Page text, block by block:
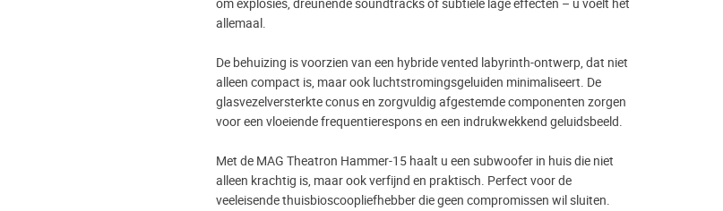
om explosies, dreunende soundtracks of subtiele lage effecten – u voelt het
allemaal.
De behuizing is voorzien van een hybride vented labyrinth-ontwerp, dat niet
alleen compact is, maar ook luchtstromingsgeluiden minimaliseert. De
glasvezelversterkte conus en zorgvuldig afgestemde componenten zorgen
voor een vloeiende frequentierespons en een indrukwekkend geluidsbeeld.
Met de MAG Theatron Hammer-15 haalt u een subwoofer in huis die niet
alleen krachtig is, maar ook verfijnd en praktisch. Perfect voor de
veeleisende thuisbioscoopliefhebber die geen compromissen wil sluiten.